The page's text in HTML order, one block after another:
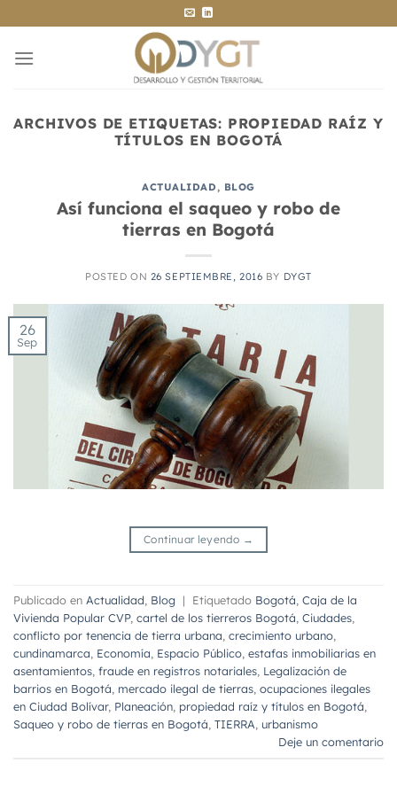
al
contenido
ARCHIVOS DE ETIQUETAS: PROPIEDAD RAÍZ Y
TÍTULOS EN BOGOTÁ
ACTUALIDAD, BLOG
Así funciona el saqueo y robo de
tierras en Bogotá
POSTED ON 26 SEPTIEMBRE, 2016 BY DYGT
26
Sep
Continuar leyendo →
Publicado en Actualidad Blog | Etiquetado Bogotá Caja de la
Vivienda Popular CVP, cartel de los tierreros Bogotá Ciudades
conflicto por tenencia de tierra urbana crecimiento urbano
cundinamarca Economía Espacio Público estafas inmobiliarias en
asentamientos fraude en registros notariales Legalización de
barrios en Bogotá mercado ilegal de tierras ocupaciones ilegales
en Ciudad Bolívar, Planeación propiedad raíz y títulos en Bogotá
Saqueo y robo de tierras en Bogotá TIERRA urbanismo
Deje un comentario